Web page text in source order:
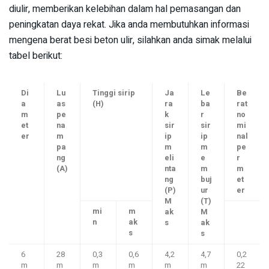
diulir, memberikan kelebihan dalam hal pemasangan dan
peningkatan daya rekat. Jika anda membutuhkan informasi
mengena berat besi beton ulir, silahkan anda simak melalui
tabel berikut:
Di
a
m
et
er
Lu
as
pe
na
m
pa
ng
(A)
Tinggi sirip
(H)
Ja
ra
k
sir
ip
m
eli
nta
ng
(P)
M
ak
s
Le
ba
r
sir
ip
m
e
m
buj
ur
(T)
M
ak
s
Be
rat
no
mi
nal
pe
r
m
et
er
mi
n
m
ak
s
6
m
28
m
0,3
m
0,6
m
4,2
m
4,7
m
0,2
22